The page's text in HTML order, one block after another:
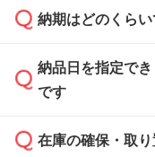
どの場合は、月
また、卒業・卒
校や幼稚園・保
納品書・領収書
ず、通常はPDF
ます。
たは注文フォー
納期はどのくらい
・印刷する場合
ご入金、イメー
納品日を指定で
です
ご希望の納期が
在庫の確保・取